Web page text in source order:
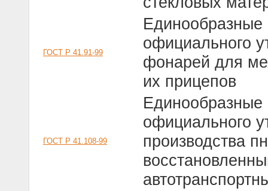
ГОСТ Р 41.91-99
официального
фонарей для
их прицепов
ГОСТ Р 41.108-99
официального
производства